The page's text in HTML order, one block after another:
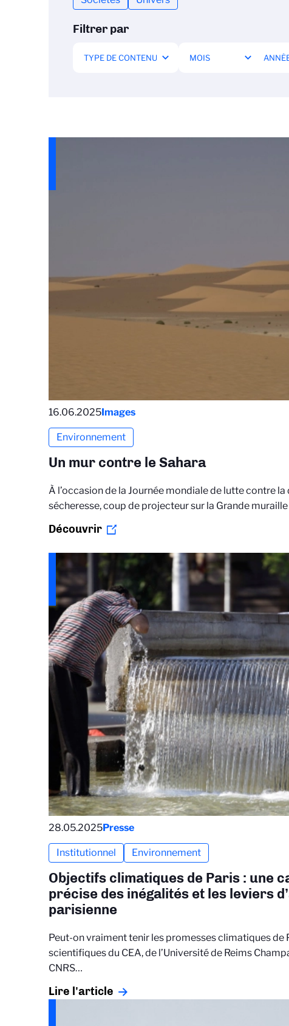
Filtrer par
16.06.2025Images
Environnement
Un mur contre le Sahara
À l’occasion de la Journée mondiale de lutte contre
sécheresse, coup de projecteur sur la Grande
Découvrir
28.05.2025Presse
Institutionnel Environnement
Objectifs climatiques de Paris : une
précise des inégalités et les leviers
parisienne
Peut-on vraiment tenir les promesses climatiques de
scientifiques du CEA, de l’Université de Reims
CNRS…
Lire l'article